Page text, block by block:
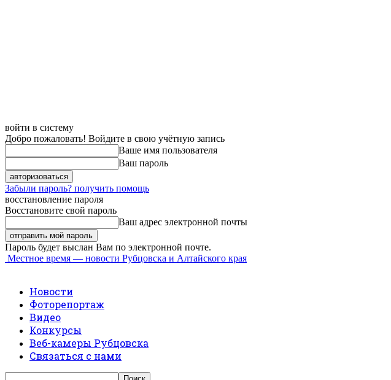
войти в систему
Добро пожаловать! Войдите в свою учётную запись
Ваше имя пользователя
Ваш пароль
Забыли пароль? получить помощь
восстановление пароля
Восстановите свой пароль
Ваш адрес электронной почты
Пароль будет выслан Вам по электронной почте.
Местное время — новости Рубцовска и Алтайского края
Новости
Фоторепортаж
Видео
Конкурсы
Веб-камеры Рубцовска
Связаться с нами